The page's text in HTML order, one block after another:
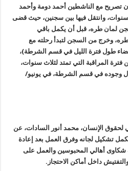
تصريح مع الناشطين أحمد دومة وأحمد
ماهر، وحكم عليه وقتها بالسجن 3 سنوات، وانتقل فيها بين سجنين، حيث قضى
لمان طره، قبل أن يكمل باقي
وخرج من السجن لتبدأ رحلته مع
طول فترة الليل في قسم الشرطة)،
المراقبة التي تمتد لثلاث سنوات،
وجوده في قسم الشرطة، في يونيو/
الإنسان، محمد أنور السادات، عن
تشكيل لجانه وفرق العمل بعد إعادة
شكاوى أهالي المحبوسين والعمل على
داخل أماكن الاحتجاز.